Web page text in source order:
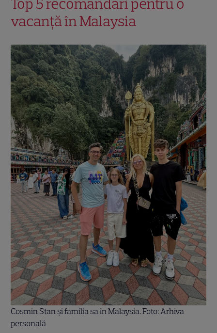
Top 5 recomandări pentru o
vacanță în Malaysia
Cosmin Stan și familia sa în Malaysia. Foto: Arhiva
personală